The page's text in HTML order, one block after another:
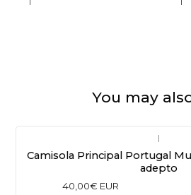
You may
|
Camisola Principal Portugal
adepto
40,00€ EUR